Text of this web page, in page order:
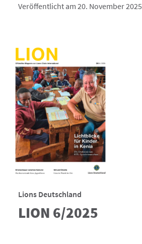
Veröffentlicht am 20. November 2025
Lions Deutschland
LION 6/2025